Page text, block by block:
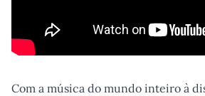
Com a música do mundo inteiro à